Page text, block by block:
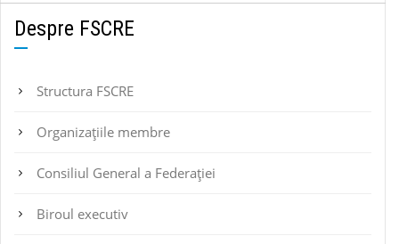
Despre FSCRE
Structura FSCRE
Organizațiile membre
Consiliul General a Federației
Biroul executiv